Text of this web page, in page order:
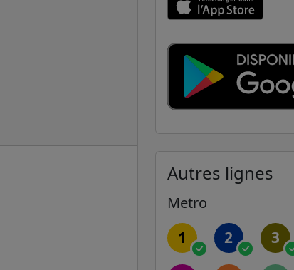
Autres lignes
Metro
1 2 3